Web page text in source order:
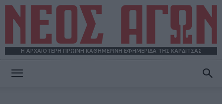
Η ΑΡΧΑΙΟΤΕΡΗ ΠΡΩΪΝΗ ΚΑΘΗΜΕΡΙΝΗ ΕΦΗΜΕΡΙΔΑ ΤΗΣ ΚΑΡΔΙΤΣΑΣ